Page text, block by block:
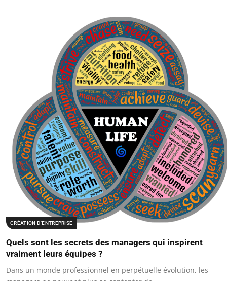
CRÉATION D’ENTREPRISE
Quels sont les secrets des managers qui inspirent
vraiment leurs équipes ?
Dans un monde professionnel en perpétuelle évolution, les